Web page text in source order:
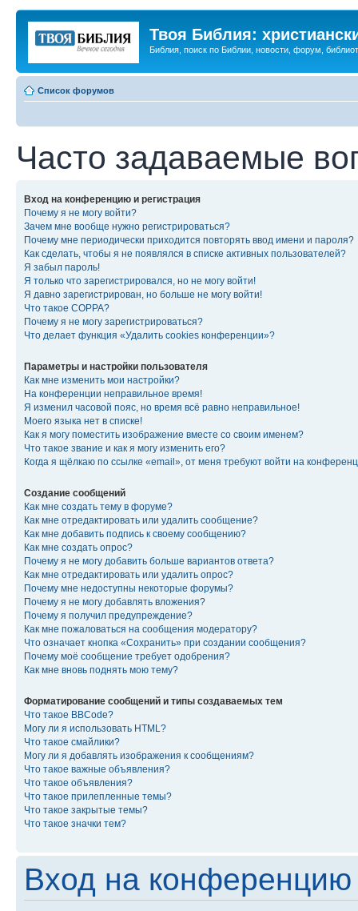
Твоя Библия:
Библия, поиск по Библии, новости, форум,
Список форумов
Часто задаваемые
Вход на конференцию и регистрация
Почему я не могу войти?
Зачем мне вообще нужно регистрироваться?
Почему мне периодически приходится повторять ввод имени и пароля?
Как сделать, чтобы я не появлялся в списке активных пользователей?
Я забыл пароль!
Я только что зарегистрировался, но не могу войти!
Я давно зарегистрирован, но больше не могу войти!
Что такое COPPA?
Почему я не могу зарегистрироваться?
Что делает функция «Удалить cookies конференции»?
Параметры и настройки пользователя
Как мне изменить мои настройки?
На конференции неправильное время!
Я изменил часовой пояс, но время всё равно неправильное!
Моего языка нет в списке!
Как я могу поместить изображение вместе со своим именем?
Что такое звание и как я могу изменить его?
Когда я щёлкаю по ссылке «email», от меня требуют войти на
Создание сообщений
Как мне создать тему в форуме?
Как мне отредактировать или удалить сообщение?
Как мне добавить подпись к своему сообщению?
Как мне создать опрос?
Почему я не могу добавить больше вариантов ответа?
Как мне отредактировать или удалить опрос?
Почему мне недоступны некоторые форумы?
Почему я не могу добавлять вложения?
Почему я получил предупреждение?
Как мне пожаловаться на сообщения модератору?
Что означает кнопка «Сохранить» при создании сообщения?
Почему моё сообщение требует одобрения?
Как мне вновь поднять мою тему?
Форматирование сообщений и типы создаваемых тем
Что такое BBCode?
Могу ли я использовать HTML?
Что такое смайлики?
Могу ли я добавлять изображения к сообщениям?
Что такое важные объявления?
Что такое объявления?
Что такое прилепленные темы?
Что такое закрытые темы?
Что такое значки тем?
Вход на конференцию